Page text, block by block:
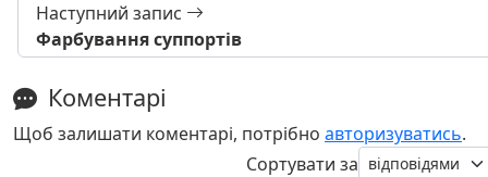
Наступний запис
Фарбування суппортів
Коментарі
Щоб залишати коментарі, потрібно авторизуватись.
Сортувати за